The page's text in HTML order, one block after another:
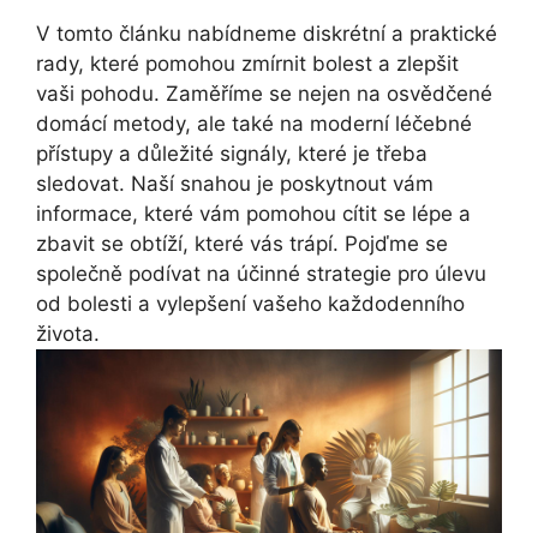
V tomto článku nabídneme diskrétní a praktické
rady, které pomohou zmírnit bolest a zlepšit
vaši pohodu. Zaměříme se nejen na osvědčené
domácí metody, ale také na moderní léčebné
přístupy a důležité signály, které je třeba
sledovat. Naší snahou je poskytnout vám
informace, které vám pomohou cítit se lépe a
zbavit se obtíží, které vás trápí. Pojďme se
společně podívat na účinné strategie pro úlevu
od bolesti a vylepšení vašeho každodenního
života.